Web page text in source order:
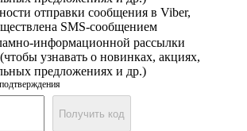
отправки сообщения в Viber,
SMS-сообщением
информационной рассылки
узнавать о новинках, акциях,
предложениях и др.)
Получить код